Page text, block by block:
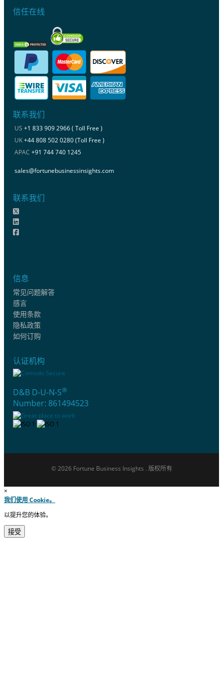
信任在线
联系我们
US +1 833 909 2966 ( Toll Free )
UK+44 808 502 0280 (Toll Free )
APAC +91 744 740 1245
sales@fortunebusinessinsights.com
联系我们
信息
常见问题解答
感言
使用条款
隐私政策
如何订购
认证机构
D&B D-U-N-S®
Number: 861494523
© 2026 Fortune Business Insights . 版权所有
×
我们使用 Cookie。
以提升您的体验。
接受